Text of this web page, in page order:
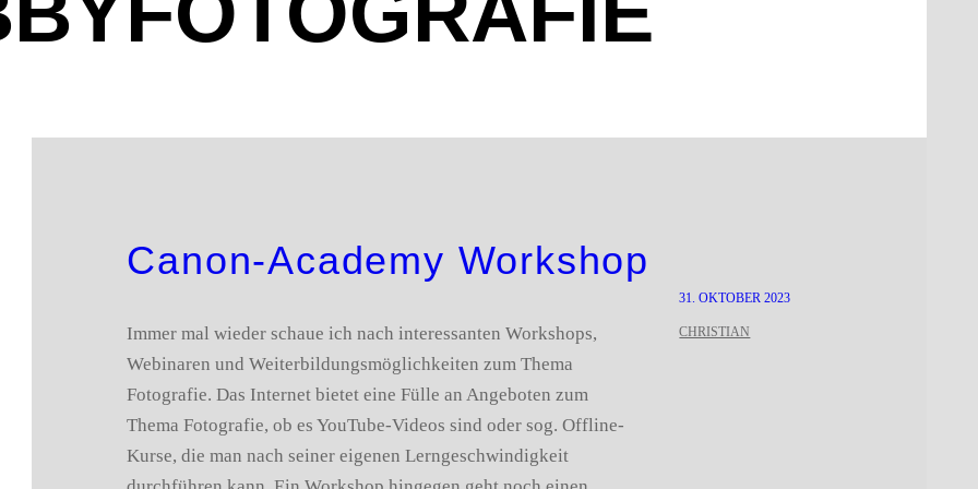
Canon-Academy Workshop
Immer mal wieder schaue ich nach interessanten Workshops,
Webinaren und Weiterbildungsmöglichkeiten zum Thema
Fotografie. Das Internet bietet eine Fülle an Angeboten zum
Thema Fotografie, ob es YouTube-Videos sind oder sog. Offline-
Kurse, die man nach seiner eigenen Lerngeschwindigkeit
31. OKTOBER 2023
CHRISTIAN